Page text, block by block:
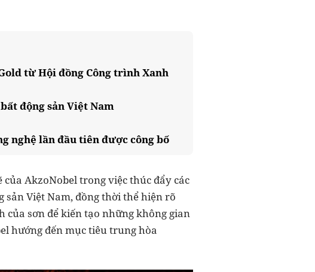
từ Hội đồng Công trình Xanh
động sản Việt Nam
nghệ lần đầu tiên được công bố
AkzoNobel trong việc thúc đẩy các
Việt Nam, đồng thời thể hiện rõ
sơn để kiến tạo những không gian
hướng đến mục tiêu trung hòa